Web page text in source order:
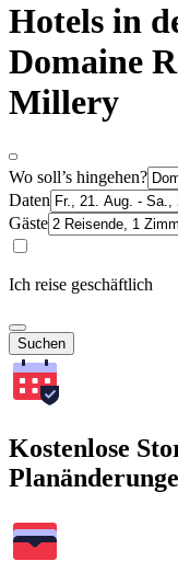
Hotels in
Domaine
Millery
Wo soll’s hingehen?
Daten
Gäste
Ich reise geschäftlich
Suchen
Kostenlose